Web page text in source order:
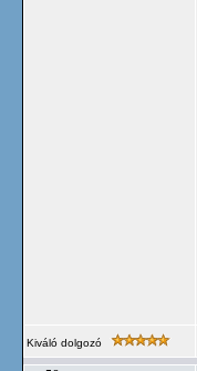
Kiváló dolgozó